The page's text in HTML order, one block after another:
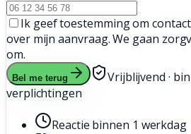
Ik geef toestemming om
over mijn aanvraag. We gaan
om.
Bel me terug
Vrijblijvend ·
verplichtingen
Reactie binnen 1 werkdag